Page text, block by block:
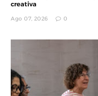
creativa
Ago 07, 2026 0